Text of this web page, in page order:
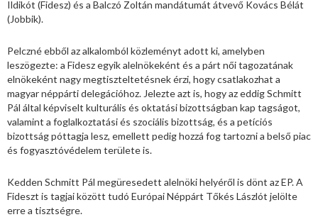
Ildikót (Fidesz) és a Balczó Zoltán mandátumát átvevő Kovács Bélát
(Jobbik).
Pelczné ebből az alkalomból közleményt adott ki, amelyben
leszögezte: a Fidesz egyik alelnökeként és a párt női tagozatának
elnökeként nagy megtiszteltetésnek érzi, hogy csatlakozhat a
magyar néppárti delegációhoz. Jelezte azt is, hogy az eddig Schmitt
Pál által képviselt kulturális és oktatási bizottságban kap tagságot,
valamint a foglalkoztatási és szociális bizottság, és a petíciós
bizottság póttagja lesz, emellett pedig hozzá fog tartozni a belső piac
és fogyasztóvédelem területe is.
Kedden Schmitt Pál megüresedett alelnöki helyéről is dönt az EP. A
Fideszt is tagjai között tudó Európai Néppárt Tőkés Lászlót jelölte
erre a tisztségre.